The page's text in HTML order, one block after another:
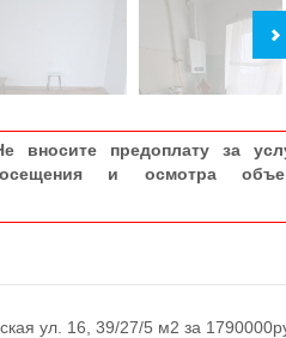
вносите предоплату за
и осмотра
ул. 16, 39/27/5 м2 за